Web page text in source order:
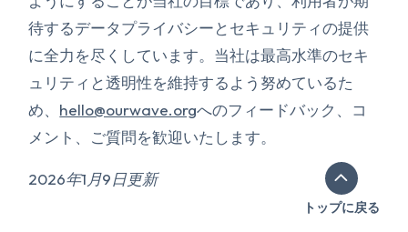
待するデータプライバシーとセキュリティの提供
に全力を尽くしています。当社は最高水準のセキ
ュリティと透明性を維持するよう努めているた
め、 hello@ourwave.orgへのフィードバック、コ
メント、ご質問を歓迎いたします。
2026年1月9日更新
トップに戻る